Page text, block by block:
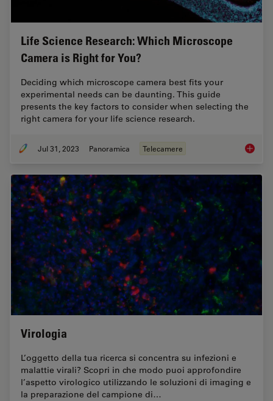
Life Science Research: Which Microscope
Camera is Right for You?
Deciding which microscope camera best fits your
experimental needs can be daunting. This guide
presents the key factors to consider when selecting the
right camera for your life science research.
Jul 31, 2023 Panoramica Telecamere Life
Virologia
L’oggetto della tua ricerca si concentra su infezioni e
malattie virali? Scopri in che modo puoi approfondire
l’aspetto virologico utilizzando le soluzioni di imaging e
la preparazione del campione di…